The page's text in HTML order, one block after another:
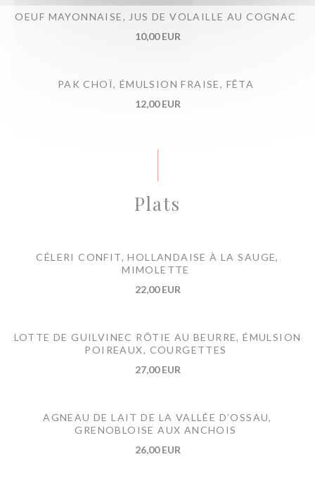
OEUF MAYONNAISE, JUS DE VOLAILLE AU COGNAC
10,00 EUR
PAK CHOÏ, ÉMULSION FRAISE, FÊTA
12,00 EUR
Plats
CÉLERI CONFIT, HOLLANDAISE À LA SAUGE,
MIMOLETTE
22,00 EUR
LOTTE DE GUILVINEC RÔTIE AU BEURRE, ÉMULSION
POIREAUX, COURGETTES
27,00 EUR
AGNEAU DE LAIT DE LA VALLÉE D’OSSAU,
GRENOBLOISE AUX ANCHOIS
26,00 EUR